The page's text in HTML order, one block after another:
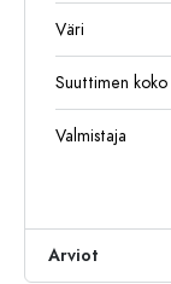
Väri
Suuttimen koko
Valmistaja
Arviot